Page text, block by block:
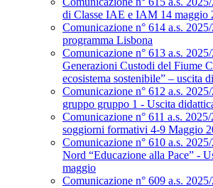
di Classe IAE e IAM 14 maggio
Comunicazione n° 614 a.s.
programma Lisbona
Comunicazione n° 613 a.s.
Generazioni Custodi del Fiume
ecosistema sostenibile” – uscita
Comunicazione n° 612 a.s.
gruppo gruppo 1 - Uscita
Comunicazione n° 611 a.s.
soggiorni formativi 4-9 Maggio
Comunicazione n° 610 a.s.
Nord “Educazione alla Pace” -
maggio
Comunicazione n° 609 a.s.